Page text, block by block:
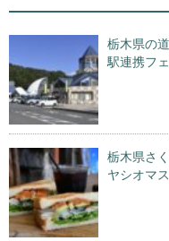
栃木県の
駅連携フ
栃木県さ
ヤシオマ